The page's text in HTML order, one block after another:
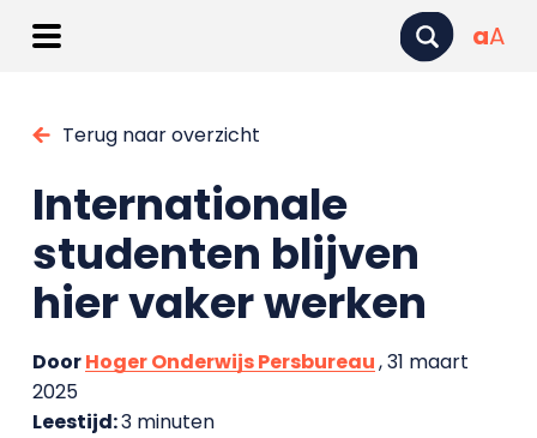
aA
Terug naar overzicht
Internationale
studenten blijven
hier vaker werken
DoorHoger Onderwijs Persbureau, 31 maart
2025
Leestijd:3 minuten